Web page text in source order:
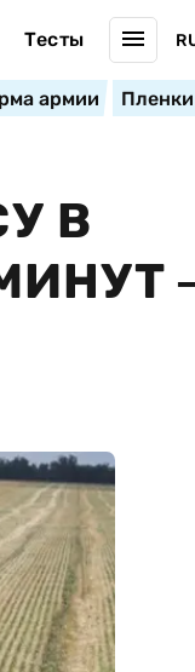
Тесты
армии
В